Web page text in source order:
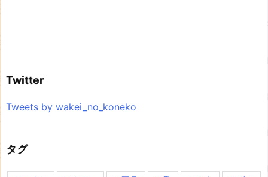
Twitter
Tweets by wakei_no_koneko
タグ